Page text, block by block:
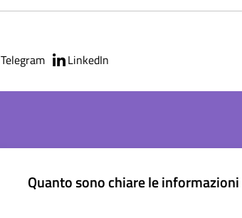
Telegram LinkedIn
Quanto sono chiare le